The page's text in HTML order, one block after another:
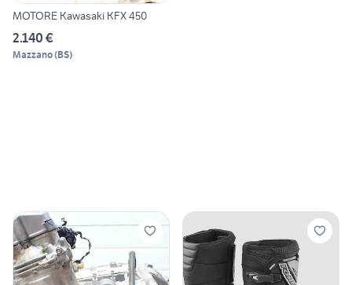
MOTORE Kawasaki KFX 450
2.140 €
Mazzano(BS)